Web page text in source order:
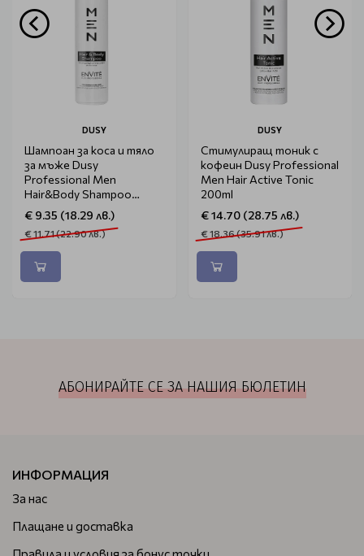
DUSY
Шампоан за коса и тяло
за мъже Dusy
Professional Men
Hair&Body Shampoo
250ml
€ 9.35 (18.29 лв.)
€ 11.71 (22.90 лв.)
DUSY
Стимулиращ тоник с
кофеин Dusy Professional
Men Hair Active Tonic
200ml
€ 14.70 (28.75 лв.)
€ 18.36 (35.91 лв.)
АБОНИРАЙТЕ СЕ ЗА НАШИЯ БЮЛЕТИН
ИНФОРМАЦИЯ
За нас
Плащане и доставка